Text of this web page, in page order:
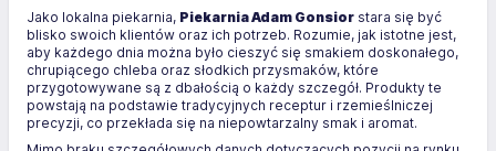
Jako lokalna piekarnia, Piekarnia Adam Gonsior stara się być
blisko swoich klientów oraz ich potrzeb. Rozumie, jak istotne jest,
aby każdego dnia można było cieszyć się smakiem doskonałego,
chrupiącego chleba oraz słodkich przysmaków, które
przygotowywane są z dbałością o każdy szczegół. Produkty te
powstają na podstawie tradycyjnych receptur i rzemieślniczej
precyzji, co przekłada się na niepowtarzalny smak i aromat.